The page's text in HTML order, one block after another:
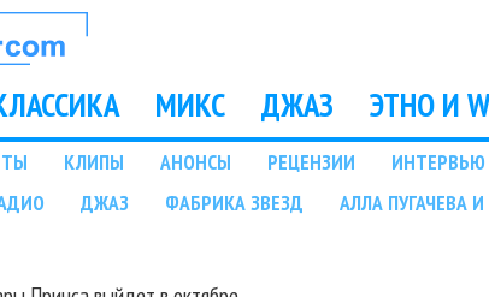
МИКС ДЖАЗ ЭТНО И
КЛИПЫ АНОНСЫ РЕЦЕНЗИИ ИНТЕРВЬЮ
ДЖАЗ ФАБРИКА ЗВЕЗД АЛЛА ПУГАЧЕВА